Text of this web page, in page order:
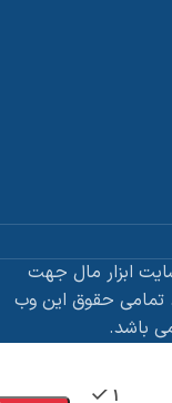
ابزار مال جهت
تمامی حقوق این وب
باشد.
1